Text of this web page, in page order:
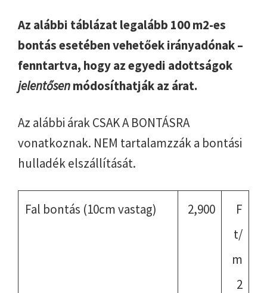
Az alábbi táblázat legalább 100 m2-es
bontás esetében vehetőek irányadónak –
fenntartva, hogy az egyedi adottságok
jelentősenmódosíthatják az árat.
Az alábbi árak CSAK A BONTÁSRA
vonatkoznak. NEM tartalamzzák a bontási
hulladék elszállítását.
Fal bontás (10cm vastag) 2,900
F
t/
m
2